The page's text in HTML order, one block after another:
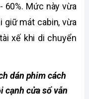
60%. Mức này vừa
giữ mát cabin, vừa
xế khi di chuyển
dán phim cách
cạnh cửa sổ vẫn